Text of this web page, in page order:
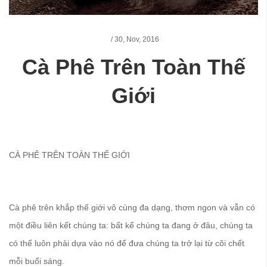
/30, Nov, 2016
Cà Phê Trên Toàn Thế
Giới
CÀ PHÊ TRÊN TOÀN THẾ GIỚI
Cà phê trên khắp thế giới vô cùng đa dạng, thơm ngon và vẫn có
một điều liên kết chúng ta: bất kể chúng ta đang ở đâu, chúng ta
có thể luôn phải dựa vào nó để đưa chúng ta trở lại từ cõi chết
mỗi buổi sáng.